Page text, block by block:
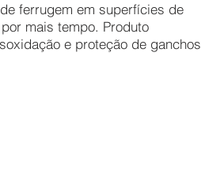
ferrugem em superfícies de
mais tempo. Produto
e proteção de ganchos